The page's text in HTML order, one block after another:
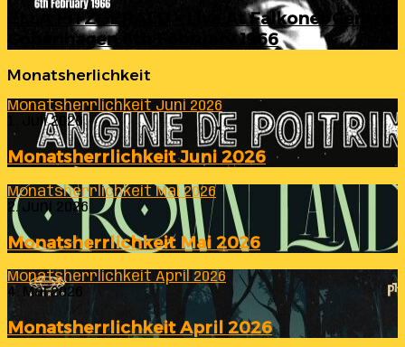
ELLA FITZGERALD – Live At Falkoner Centre
Copenhagen 6th February 1966
Monatsherlichkeit
Monatsherrlichkeit Juni 2026
1. Juli 2026
Monatsherrlichkeit Juni 2026
Monatsherrlichkeit Mai 2026
2. Juni 2026
Monatsherrlichkeit Mai 2026
Monatsherrlichkeit April 2026
4. Mai 2026
Monatsherrlichkeit April 2026